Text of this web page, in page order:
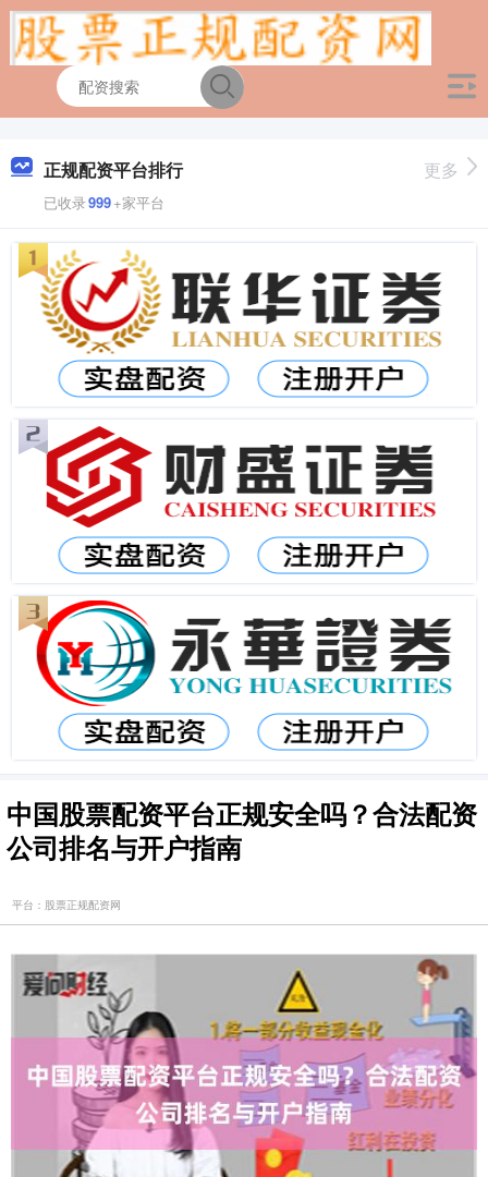
正规配资平台排行
已收录999+家平台
更多
中国股票配资平台正规安全吗？合法配资
公司排名与开户指南
平台：股票正规配资网